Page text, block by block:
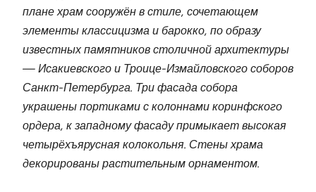
плане храм сооружён в стиле, сочетающем
элементы классицизма и барокко, по образу
известных памятников столичной архитектуры
— Исакиевского и Троице-Измайловского соборов
Санкт-Петербурга. Три фасада собора
украшены портиками с колоннами коринфского
ордера, к западному фасаду примыкает высокая
четырёхъярусная колокольня. Стены храма
декорированы растительным орнаментом.